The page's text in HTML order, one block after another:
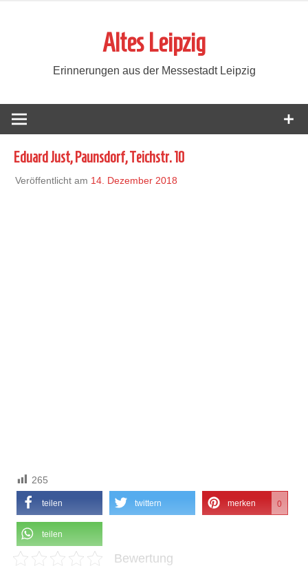
Altes Leipzig
Erinnerungen aus der Messestadt Leipzig
Eduard Just, Paunsdorf, Teichstr. 10
Veröffentlicht am 14. Dezember 2018
265
teilen twittern merken 0
teilen
Bewertung